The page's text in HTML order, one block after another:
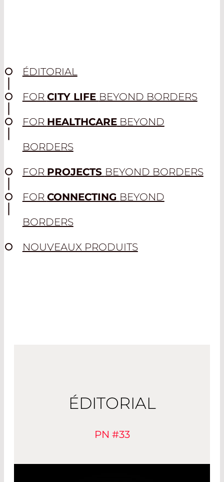
ÉDITORIAL
FOR CITY LIFE BEYOND BORDERS
FOR HEALTHCAREBEYOND
BORDERS
FOR PROJECTS BEYOND BORDERS
FOR CONNECTING BEYOND
BORDERS
NOUVEAUX PRODUITS
ÉDITORIAL
PN #33